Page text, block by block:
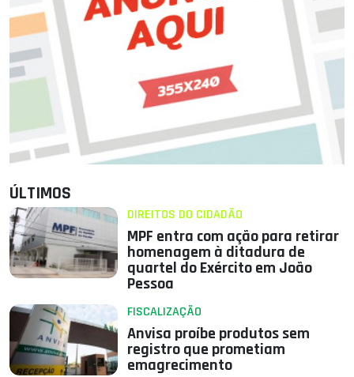
ÚLTIMOS
DIREITOS DO CIDADÃO
MPF entra com ação para retirar
homenagem à ditadura de
quartel do Exército em João
Pessoa
FISCALIZAÇÃO
Anvisa proíbe produtos sem
registro que prometiam
emagrecimento